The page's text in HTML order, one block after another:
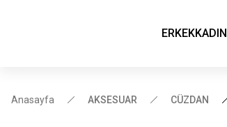
ERKEKKADIN
Anasayfa AKSESUAR CÜZDAN